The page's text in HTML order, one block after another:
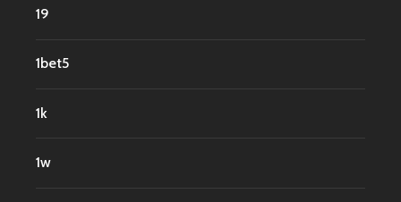
19
1bet5
1k
1w